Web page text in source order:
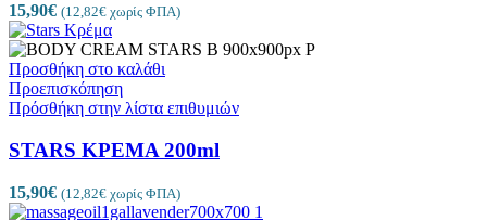
15,90€ (12,82€ χωρίς ΦΠΑ)
Προσθήκη στο καλάθι
Προεπισκόπηση
Πρόσθήκη στην λίστα επιθυμιών
STARS ΚΡΕΜΑ 200ml
15,90€ (12,82€ χωρίς ΦΠΑ)